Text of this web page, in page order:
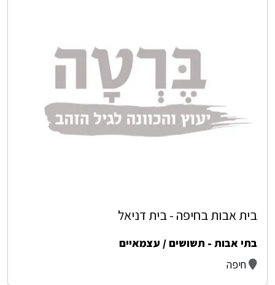
בית אבות בחיפה - בית דניאל
בתי אבות - תשושים / עצמאיים
חיפה